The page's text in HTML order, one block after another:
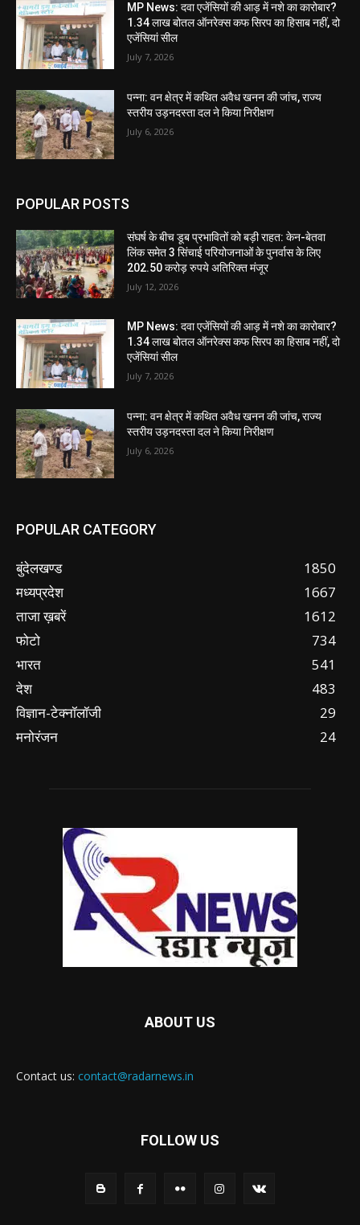
MP News: दवा एजेंसियों की आड़ में नशे का कारोबार?
1.34 लाख बोतल ऑनरेक्स कफ सिरप का हिसाब नहीं, दो
एजेंसियां सील
July 7, 2026
पन्ना: वन क्षेत्र में कथित अवैध खनन की जांच, राज्य
स्तरीय उड़नदस्ता दल ने किया निरीक्षण
July 6, 2026
POPULAR POSTS
संघर्ष के बीच डूब प्रभावितों को बड़ी राहत: केन-बेतवा
लिंक समेत 3 सिंचाई परियोजनाओं के पुनर्वास के लिए
202.50 करोड़ रुपये अतिरिक्त मंजूर
July 12, 2026
MP News: दवा एजेंसियों की आड़ में नशे का कारोबार?
1.34 लाख बोतल ऑनरेक्स कफ सिरप का हिसाब नहीं, दो
एजेंसियां सील
July 7, 2026
पन्ना: वन क्षेत्र में कथित अवैध खनन की जांच, राज्य
स्तरीय उड़नदस्ता दल ने किया निरीक्षण
July 6, 2026
POPULAR CATEGORY
बुंदेलखण्ड
1850
मध्यप्रदेश
1667
ताजा ख़बरें
1612
फोटो
734
भारत
541
देश
483
विज्ञान-टेक्नॉलॉजी
29
मनोरंजन
24
ABOUT US
Contact us: contact@radarnews.in
FOLLOW US